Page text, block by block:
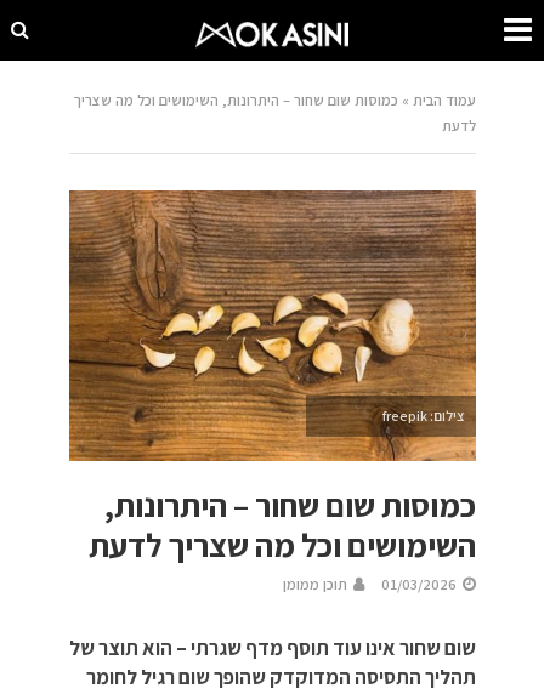
עמוד הבית » כמוסות שום שחור – היתרונות, השימושים וכל מה שצריך
לדעת
צילום: freepik
כמוסות שום שחור – היתרונות,
השימושים וכל מה שצריך לדעת
01/03/2026 תוכן ממומן
שום שחור אינו עוד תוסף מדף שגרתי – הוא תוצר של
תהליך התסיסה המדוקדק שהופך שום רגיל לחומר